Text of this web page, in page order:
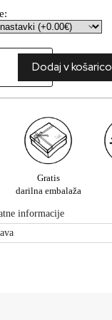
Dodaj v košarico
Gratis
darilna embalaža
informacije